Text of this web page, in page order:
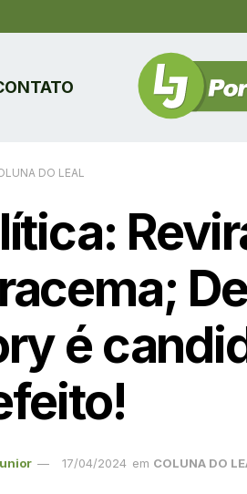
DO LEAL
é
17/04/2024 em COLUNA DO